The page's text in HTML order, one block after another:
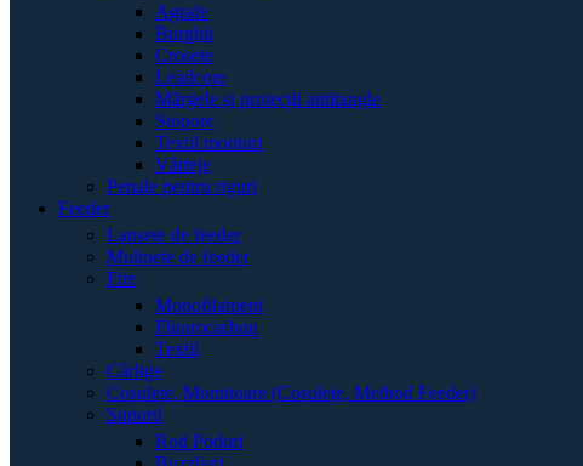
Agrafe
Burghii
Crosete
Leadcore
Mărgele și protecții antitangle
Stopore
Textil monturi
Vârteje
Penale pentru riguri
Feeder
Lansete de feeder
Mulinete de feeder
Fire
Monofilament
Fluorocarbon
Textil
Cârlige
Coșulețe, Momitoare (Coșulețe, Method Feeder)
Suporți
Rod Poduri